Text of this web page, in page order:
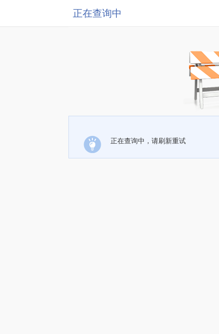
正在查询中
正在查询中，请刷新重试